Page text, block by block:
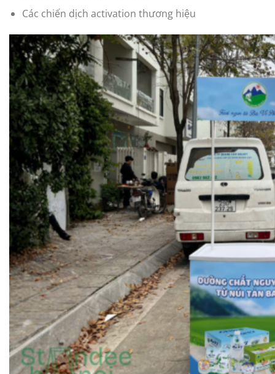
Các chiến dịch activation thương hiệu